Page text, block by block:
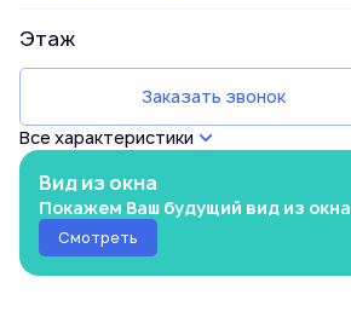
Этаж
Заказать звонок
Все характеристики
Вид из окна
Покажем Ваш будущий вид из окна
Смотреть